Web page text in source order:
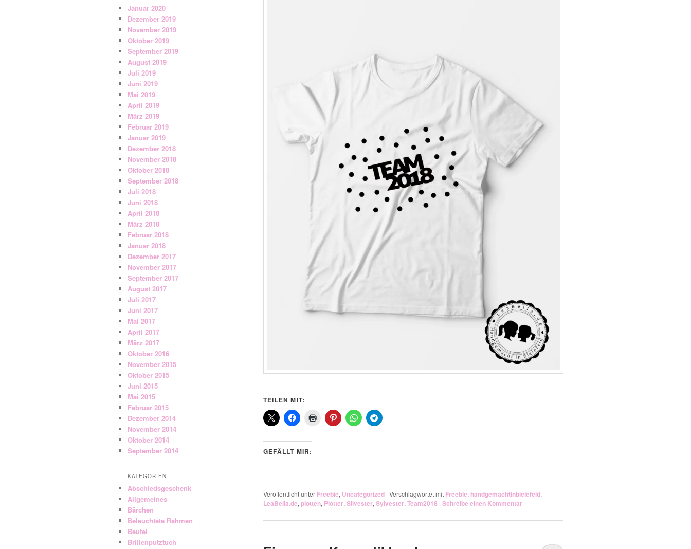
TEILEN MIT:
GEFÄLLT MIR:
Veröffentlicht unter Freebie, Uncategorized | Verschlagwortet mit Freebie, handgemachtinbielefeld,
LeaBella.de, plotten, Plotter, Silvester, Sylvester, Team2018 | Schreibe einen Kommentar
Januar 2020
Dezember 2019
November 2019
Oktober 2019
September 2019
August 2019
Juli 2019
Juni 2019
Mai 2019
April 2019
März 2019
Februar 2019
Januar 2019
Dezember 2018
November 2018
Oktober 2018
September 2018
Juli 2018
Juni 2018
April 2018
März 2018
Februar 2018
Januar 2018
Dezember 2017
November 2017
September 2017
August 2017
Juli 2017
Juni 2017
Mai 2017
April 2017
März 2017
Oktober 2016
November 2015
Oktober 2015
Juni 2015
Mai 2015
Februar 2015
Dezember 2014
November 2014
Oktober 2014
September 2014
KATEGORIEN
Abschiedsgeschenk
Allgemeines
Bärchen
Beleuchtete Rahmen
Beutel
Brillenputztuch